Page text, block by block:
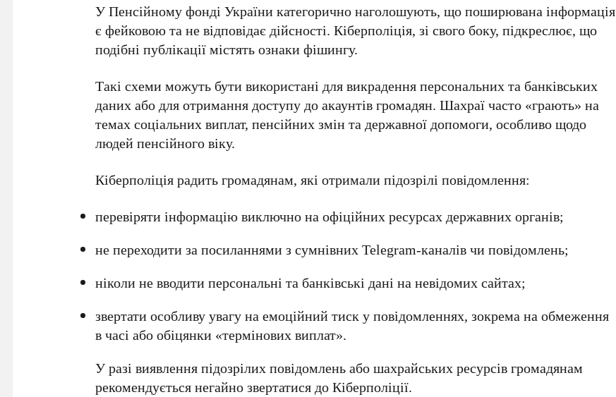
У Пенсійному фонді України категорично наголошують, що поширювана інформація
є фейковою та не відповідає дійсності. Кіберполіція, зі свого боку, підкреслює, що
подібні публікації містять ознаки фішингу.
Такі схеми можуть бути використані для викрадення персональних та банківських
даних або для отримання доступу до акаунтів громадян. Шахраї часто «грають» на
темах соціальних виплат, пенсійних змін та державної допомоги, особливо щодо
людей пенсійного віку.
Кіберполіція радить громадянам, які отримали підозрілі повідомлення:
перевіряти інформацію виключно на офіційних ресурсах державних органів;
не переходити за посиланнями з сумнівних Telegram-каналів чи повідомлень;
ніколи не вводити персональні та банківські дані на невідомих сайтах;
звертати особливу увагу на емоційний тиск у повідомленнях, зокрема на обмеження
в часі або обіцянки «термінових виплат».
У разі виявлення підозрілих повідомлень або шахрайських ресурсів громадянам
рекомендується негайно звертатися до Кіберполіції.